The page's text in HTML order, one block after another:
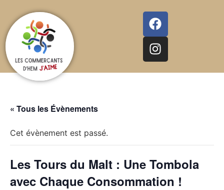
« Tous les Évènements
Cet évènement est passé.
Les Tours du Malt : Une Tombola
avec Chaque Consommation !